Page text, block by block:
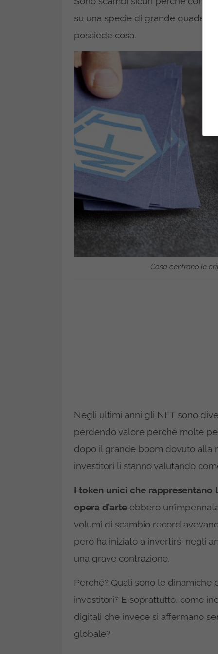
su una specie di grande
possiede cosa.
Cosa c’entrano le
Negli ultimi anni gli NFT sono
perdendo valore perché molte
dopo il grande boom dovuto alla
investitori li stanno valutando
I token unici che
opera d’arte ebbero
volumi di scambio record
però ha iniziato a invertirsi negli
una grave contrazione.
Perché? Quali sono le
investitori? E soprattutto, come
digitali che invece si affermano
globale?